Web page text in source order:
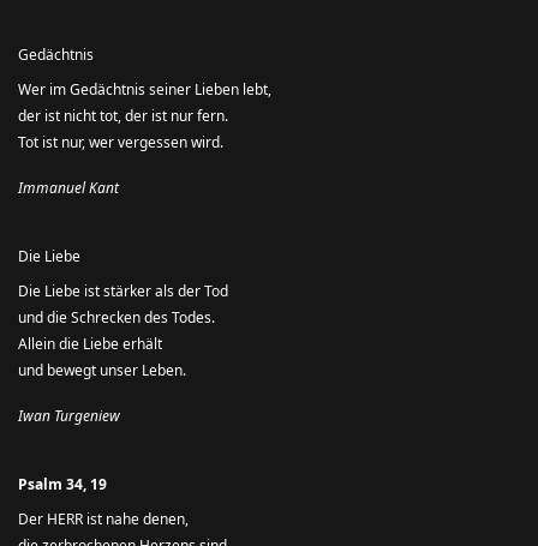
Gedächtnis
Wer im Gedächtnis seiner Lieben lebt,
der ist nicht tot, der ist nur fern.
Tot ist nur, wer vergessen wird.
Immanuel Kant
Die Liebe
Die Liebe ist stärker als der Tod
und die Schrecken des Todes.
Allein die Liebe erhält
und bewegt unser Leben.
Iwan Turgeniew
Psalm 34, 19
Der HERR ist nahe denen,